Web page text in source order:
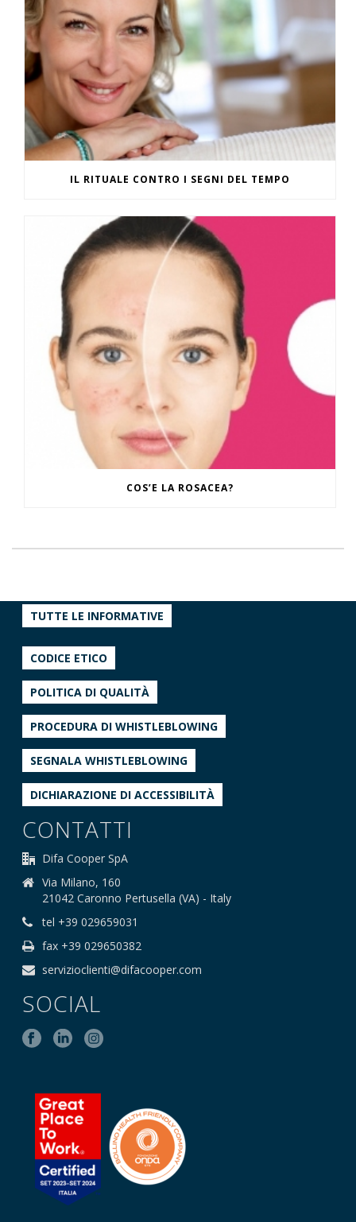
IL RITUALE CONTRO I SEGNI DEL TEMPO
COS’E LA ROSACEA?
TUTTE LE INFORMATIVE
CODICE ETICO
POLITICA DI QUALITÀ
PROCEDURA DI WHISTLEBLOWING
SEGNALA WHISTLEBLOWING
DICHIARAZIONE DI ACCESSIBILITÀ
CONTATTI
Difa Cooper SpA
Via Milano, 160
21042 Caronno Pertusella (VA) - Italy
tel +39 029659031
fax +39 029650382
servizioclienti@difacooper.com
SOCIAL